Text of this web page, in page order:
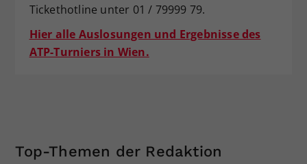
Tickethotline unter 01 / 79999 79.
Hier alle Auslosungen und Ergebnisse des
ATP-Turniers in Wien.
Top-Themen der Redaktion